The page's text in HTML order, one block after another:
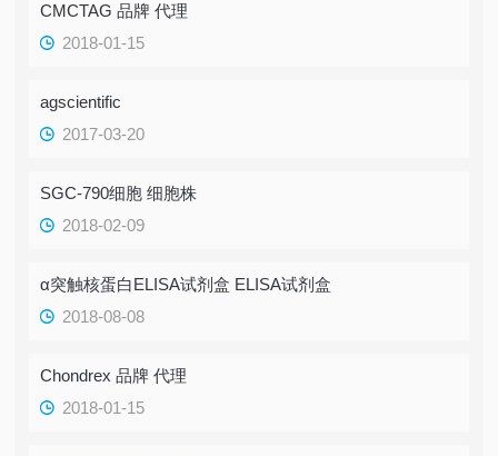
CMCTAG 品牌 代理
2018-01-15
agscientific
2017-03-20
SGC-790细胞 细胞株
2018-02-09
α突触核蛋白ELISA试剂盒 ELISA试剂盒
2018-08-08
Chondrex 品牌 代理
2018-01-15